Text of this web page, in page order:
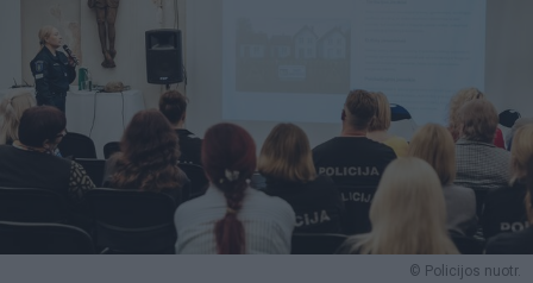
© Policijos nuotr.